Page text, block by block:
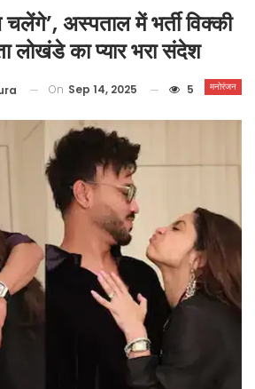
अस्पताल में भर्ती विक्की
लोखंडे का प्यार भरा संदेश
मनोरंजन
On Sep 14, 2025 5